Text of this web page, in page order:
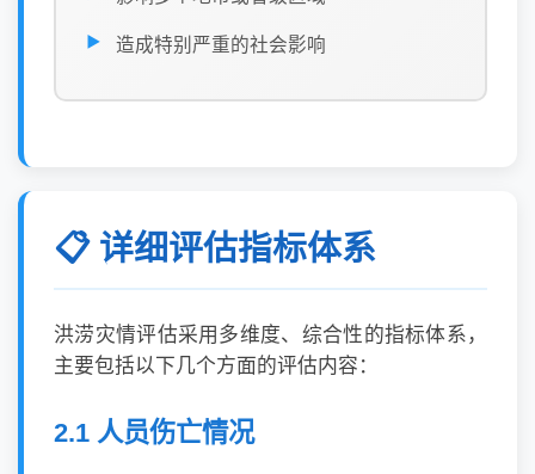
造成特别严重的社会影响
📋 详细评估指标体系
洪涝灾情评估采用多维度、综合性的指标体系，
主要包括以下几个方面的评估内容：
2.1 人员伤亡情况